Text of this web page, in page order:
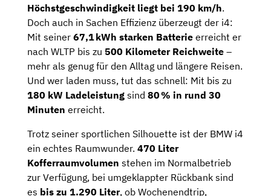
Höchstgeschwindigkeit liegt bei 190 km/h.
Doch auch in Sachen Effizienz überzeugt der i4:
Mit seiner 67,1 kWh starken Batterie erreicht er
nach WLTP bis zu 500 Kilometer Reichweite –
mehr als genug für den Alltag und längere Reisen.
Und wer laden muss, tut das schnell: Mit bis zu
180 kW Ladeleistung sind 80 % in rund 30
Minuten erreicht.
Trotz seiner sportlichen Silhouette ist der BMW i4
ein echtes Raumwunder. 470 Liter
Kofferraumvolumen stehen im Normalbetrieb
zur Verfügung, bei umgeklappter Rückbank sind
es bis zu 1.290 Liter, ob Wochenendtrip,